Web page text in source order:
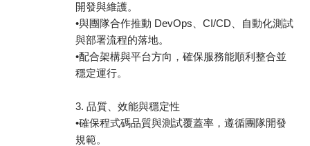
開發與維護。
•與團隊合作推動 DevOps、CI/CD、自動化測試
與部署流程的落地。
•配合架構與平台方向，確保服務能順利整合並
穩定運行。
3. 品質、效能與穩定性
•確保程式碼品質與測試覆蓋率，遵循團隊開發
規範。